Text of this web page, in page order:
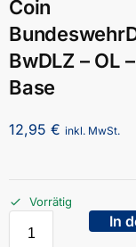
Coin
BwDLZ – OL
Base
12,95 € inkl. MwSt.
Vorrätig
In